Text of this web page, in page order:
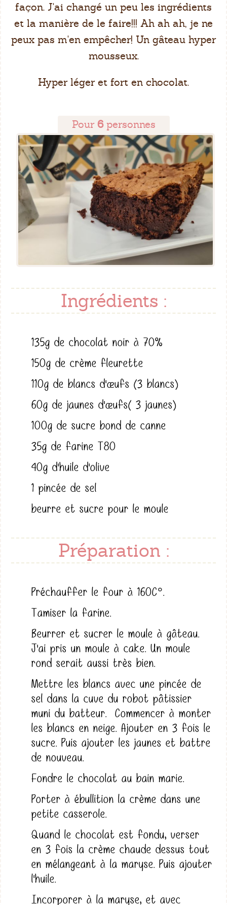
façon. J'ai changé un peu les ingrédients
et la manière de le faire!!! Ah ah ah, je ne
peux pas m'en empêcher! Un gâteau hyper
mousseux.
Hyper léger et fort en chocolat.
Pour 6personnes
Ingrédients :
135g de chocolat noir à 70%
150g de crème fleurette
110g de blancs d'œufs (3 blancs)
60g de jaunes d'œufs( 3 jaunes)
100g de sucre bond de canne
35g de farine T80
40g d'huile d'olive
1 pincée de sel
beurre et sucre pour le moule
Préparation :
Préchauffer le four à 160C°.
Tamiser la farine.
Beurrer et sucrer le moule à gâteau.
J'ai pris un moule à cake. Un moule
rond serait aussi très bien.
Mettre les blancs avec une pincée de
sel dans la cuve du robot pâtissier
muni du batteur. Commencer à monter
les blancs en neige. Ajouter en 3 fois le
sucre. Puis ajouter les jaunes et battre
de nouveau.
Fondre le chocolat au bain marie.
Porter à ébullition la crème dans une
petite casserole.
Quand le chocolat est fondu, verser
en 3 fois la crème chaude dessus tout
en mélangeant à la maryse. Puis ajouter
l'huile.
Incorporer à la maryse, et avec